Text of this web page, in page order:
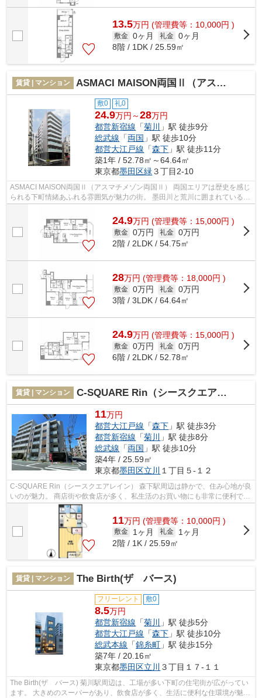
13.5万円 (管理費等：10,000円 )
敷金 0ヶ月 礼金 0ヶ月
8階 / 1DK / 25.59㎡
賃貸 | マンション ASMACI MAISON両国Ⅱ（アスマチメゾン両国Ⅱ）
敷0 礼0
24.9万円～28万円
都営新宿線 「菊川 」駅 徒歩9分
総武線 「両国 」駅 徒歩10分
都営大江戸線 「森下 」駅 徒歩11分
築1年 / 52.78㎡～64.64㎡
東京都墨田区緑 ３丁目2-10
ASMACI MAISON両国Ⅱ（アスマチメゾン両国Ⅱ） 両国エリアは歴史を感じ
られる下町情緒あふれる雰囲気が魅力の街。 墨田川と荒川に囲まれているた
め、都心にいながらも自然を享受できる...
24.9万円 (管理費等：15,000円 )
敷金 0万円 礼金 0万円
2階 / 2LDK / 54.75㎡
28万円 (管理費等：18,000円 )
敷金 0万円 礼金 0万円
3階 / 3LDK / 64.64㎡
24.9万円 (管理費等：15,000円 )
敷金 0万円 礼金 0万円
6階 / 2LDK / 52.78㎡
賃貸 | マンション C-SQUARE Rin（シースクエアレイン）
11万円
都営大江戸線 「森下 」駅 徒歩3分
都営新宿線 「菊川
」駅 徒歩8分
総武線 「両国 」駅 徒歩10分
築4年 / 25.59㎡
東京都墨田区立川 １丁目５-１２
C-SQUARE Rin（シースクエアレイン） 森下駅周辺は静かで、住み心地が良
いのが魅力。 商店街や飲食店が多く、私生活のお買い物にも非常に便利で
す。 また、隅田川が近いので、都会に...
11万円 (管理費等：10,000円 )
敷金 1ヶ月 礼金
1ヶ月
2階 / 1K / 25.59㎡
賃貸 | マンション The Birth(ザ バース)
フリーレント 敷0
8.5万円
都営新宿線 「菊川
」駅 徒歩5分
都営大江戸線 「森下 」駅 徒歩10分
総武本線 「錦糸町 」駅 徒歩15分
築7年 / 20.16㎡
東京都墨田区立川 ３丁目１７-１１
The Birth(ザ バース) 菊川駅周辺は、工場が多い下町の住宅街が広がってい
ます。 大きめのスーパーがあり、飲食店が多く、生活に便利な住環境が魅力